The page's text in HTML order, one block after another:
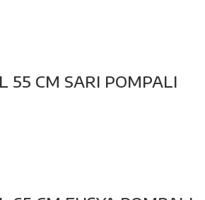
55 CM SARI POMPALI